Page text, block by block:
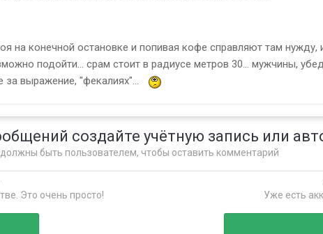
на конечной остановке и попивая кофе справляют там нужду,
подойти... срам стоит в радиусе метров 30... мужчины,
за выражение, "фекалиях"...
создайте учётную запись или
быть пользователем, чтобы оставить комментарий
Это очень просто! Уже есть